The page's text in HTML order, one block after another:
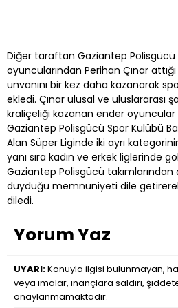
Diğer taraftan Gaziantep Polisgücü
oyuncularından Perihan Çınar
unvanını bir kez daha kazanarak
ekledi. Çınar ulusal ve uluslararası
kraliçeliği kazanan ender oyuncular
Gaziantep Polisgücü Spor Kulübü
Alan Süper Liginde iki ayrı
yanı sıra kadın ve erkek liglerinde
Gaziantep Polisgücü takımlarından
duyduğu memnuniyeti dile
diledi.
Yorum Yaz
UYARI:Konuyla ilgisi bulunmayan,
veya imalar, inançlara saldırı,
onaylanmamaktadır.